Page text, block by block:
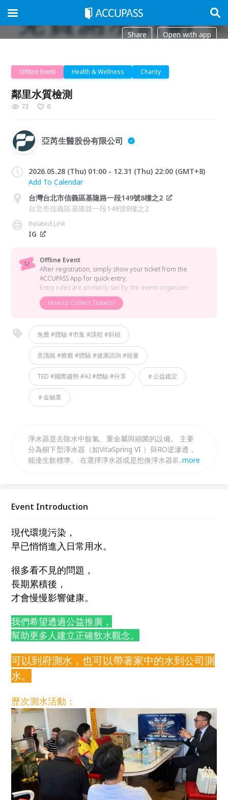
Share Open with app
Offline Event Health & Wellness Charity
鄰里水質檢測
72 0
亞芮生醫股份有限公司
2026.05.28 (Thu) 01:00 - 12.31 (Thu) 22:00 (GMT+8)
Add To Calendar
台灣台北市信義區基隆路一段149號8樓之2
台北市信義區基隆路一段149號8樓之2
Related Link
IG
Offline Event
After registration, simply show your ticket from the
ACCUPASS App for quick entry.
Entry rules are primarily set by the event organizer.
How to Collect Tickets?
免費 #體驗 #市集 #課程 #斜槓
意識能 #療癒 #體驗 #健康諮詢 #能量
TED #國際趨勢 #AI #體驗 #分享 ＃公益鑑定
＃金融業
淨水器是去除水中餘氯、重金屬與細菌的設備。 主要
分為櫥下型淨水器（如VitaSpring VI ）與RO逆滲透，
能達生飲標準。 在選擇淨水器或是想換淨水器前，一
...more
Event Introduction
現代環境污染，
早已悄悄進入日常用水。
很多看不見的問題，
長期累積後，
才會慢慢影響健康。
我們希望透過公益推廣，
幫助更多人建立正確飲水觀念。
可以到府測水，也可以帶著家中的水到公司測
水。
歷次測水活動：